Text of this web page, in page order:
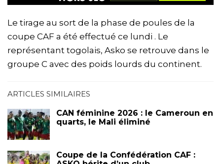
Le tirage au sort de la phase de poules de la
coupe CAF a été effectué ce lundi . Le
représentant togolais, Asko se retrouve dans le
groupe C avec des poids lourds du continent.
ARTICLES SIMILAIRES
CAN féminine 2026 : le Cameroun en
quarts, le Mali éliminé
Coupe de la Confédération CAF :